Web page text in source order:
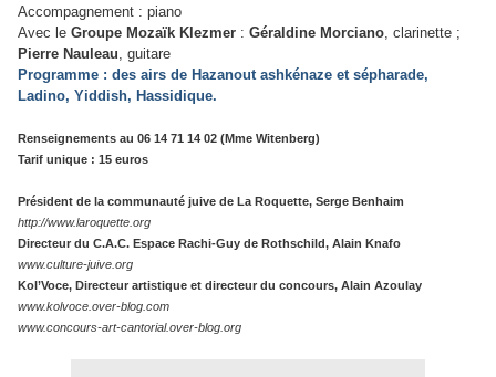
Accompagnement : piano
Avec le Groupe Mozaïk Klezmer : Géraldine Morciano, clarinette ;
Pierre Nauleau, guitare
Programme : des airs de Hazanout ashkénaze et sépharade,
Ladino, Yiddish, Hassidique.
Renseignements au 06 14 71 14 02 (Mme Witenberg)
Tarif unique : 15 euros
Président de la communauté juive de La Roquette, Serge Benhaim
http://www.laroquette.org
Directeur du C.A.C. Espace Rachi-Guy de Rothschild, Alain Knafo
www.culture-juive.org
Kol’Voce, Directeur artistique et directeur du concours, Alain Azoulay
www.kolvoce.over-blog.com
www.concours-art-cantorial.over-blog.org